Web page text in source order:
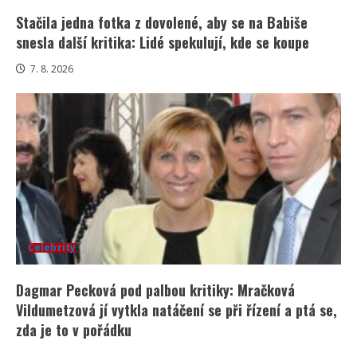
Stačila jedna fotka z dovolené, aby se na Babiše
snesla další kritika: Lidé spekulují, kde se koupe
7. 8. 2026
Celebrity
Dagmar Pecková pod palbou kritiky: Mračková
Vildumetzová jí vytkla natáčení se při řízení a ptá se,
zda je to v pořádku